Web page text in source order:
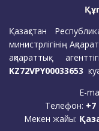
Қазақстан
министрлігінің
ақпараттық
KZ72VPY00033653
E-
Телефон: +7
Мекен жайы: